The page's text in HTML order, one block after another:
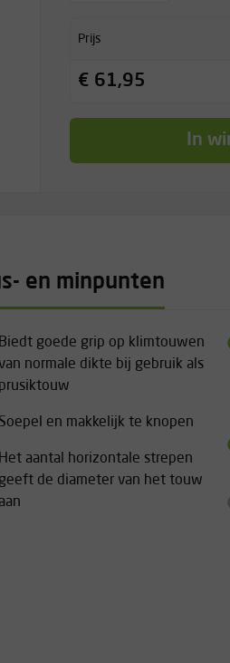
Prijs
€ 61,95
In
en minpunten
Biedt goede grip op klimtouwen
normale dikte bij gebruik als
prusiktouw
Soepel en makkelijk te knopen
Het aantal horizontale strepen
geeft de diameter van het touw
aan